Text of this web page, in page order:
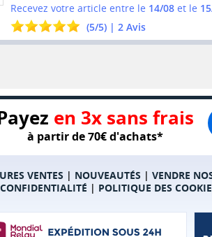
Recevez votre article entre le 14/08et le
(5/5) | 2Avis
en 3x sans frais
à partir de 70€ d'achats*
VENTES | NOUVEAUTÉS | VENDRE
| POLITIQUE DES